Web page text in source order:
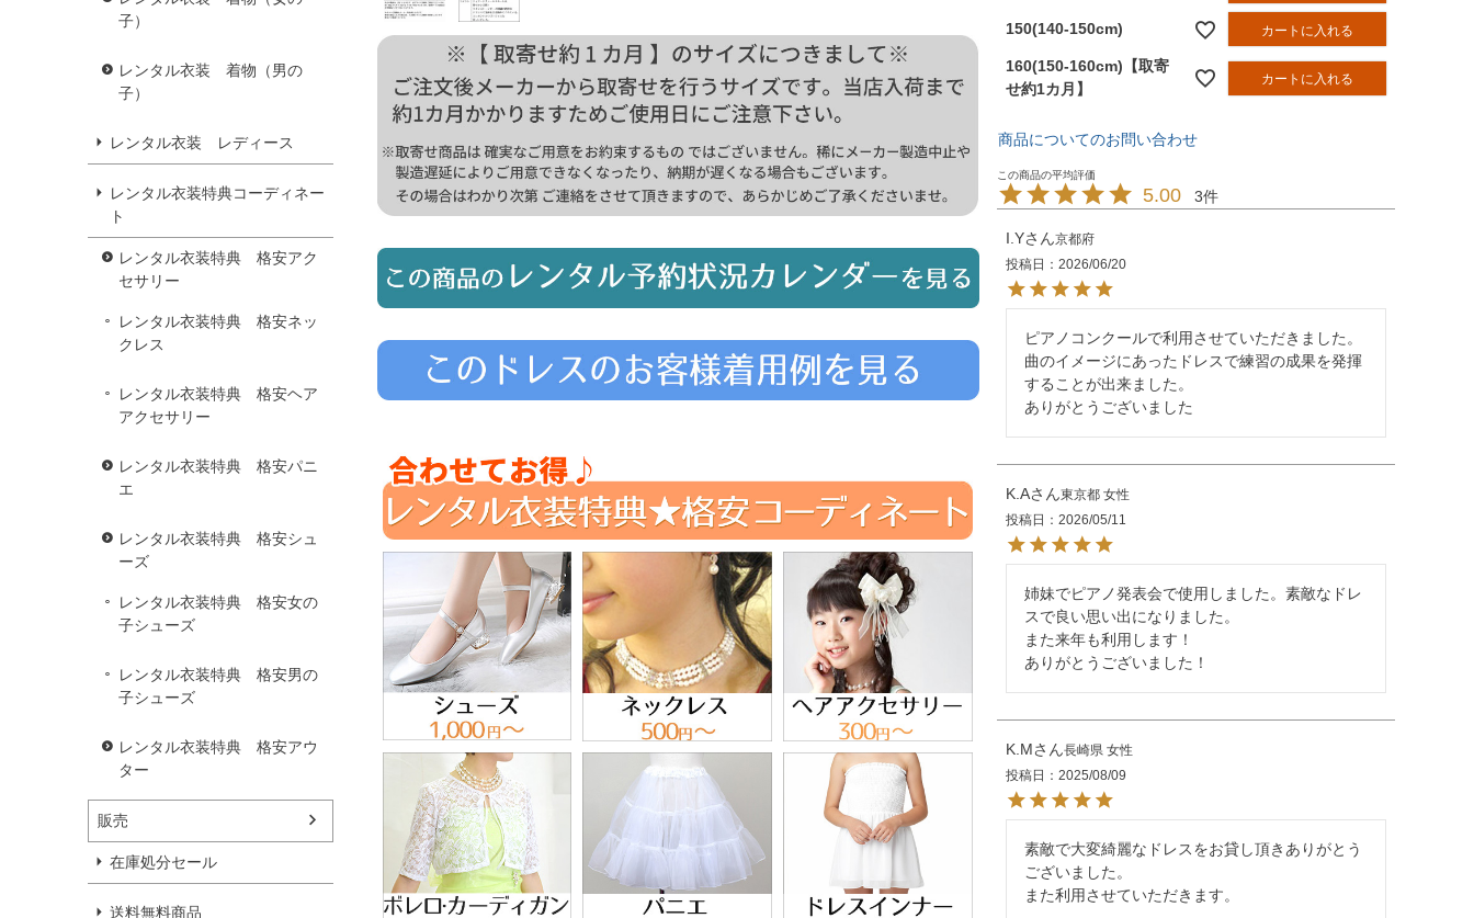
子）
レンタル衣装 着物（男の
子）
レンタル衣装 レディース
レンタル衣装特典コーディネー
ト
レンタル衣装特典 格安アク
セサリー
レンタル衣装特典 格安ネッ
クレス
レンタル衣装特典 格安ヘア
アクセサリー
レンタル衣装特典 格安パニ
エ
レンタル衣装特典 格安シュ
ーズ
レンタル衣装特典 格安女の
子シューズ
レンタル衣装特典 格安男の
子シューズ
レンタル衣装特典 格安アウ
ター
販売
在庫処分セール
送料無料商品
150(140-150cm) カートに入れる
160(150-160cm)【取寄
せ約1カ月】
カートに入れる
商品についてのお問い合わせ
5.00 3
I.Y
京都府
投稿日
2026/06/20
ピアノコンクールで利用させていただきました。
曲のイメージにあったドレスで練習の成果を発揮
することが出来ました。
ありがとうございました
K.A 東京都 女性
投稿日
2026/05/11
姉妹でピアノ発表会で使用しました。素敵なドレ
スで良い思い出になりました。
また来年も利用します！
ありがとうございました！
K.M 長崎県 女性
投稿日
2025/08/09
素敵で大変綺麗なドレスをお貸し頂きありがとう
ございました。
また利用させていただきます。